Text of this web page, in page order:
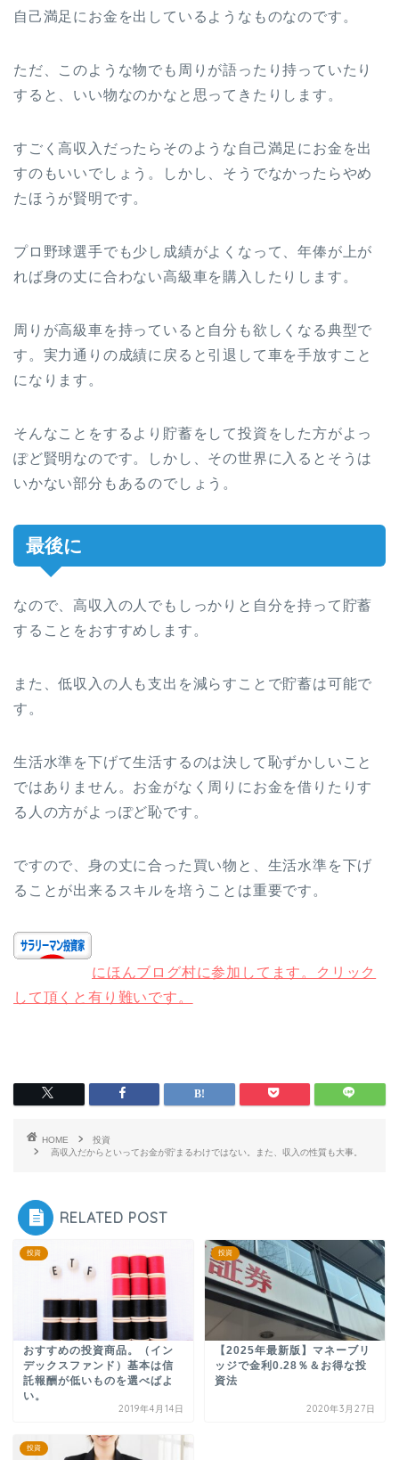
自己満足にお金を出しているようなものなのです。
ただ、このような物でも周りが語ったり持っていたり
すると、いい物なのかなと思ってきたりします。
すごく高収入だったらそのような自己満足にお金を出
すのもいいでしょう。しかし、そうでなかったらやめ
たほうが賢明です。
プロ野球選手でも少し成績がよくなって、年俸が上が
れば身の丈に合わない高級車を購入したりします。
周りが高級車を持っていると自分も欲しくなる典型で
す。実力通りの成績に戻ると引退して車を手放すこと
になります。
そんなことをするより貯蓄をして投資をした方がよっ
ぽど賢明なのです。しかし、その世界に入るとそうは
いかない部分もあるのでしょう。
最後に
なので、高収入の人でもしっかりと自分を持って貯蓄
することをおすすめします。
また、低収入の人も支出を減らすことで貯蓄は可能で
す。
生活水準を下げて生活するのは決して恥ずかしいこと
ではありません。お金がなく周りにお金を借りたりす
る人の方がよっぽど恥です。
ですので、身の丈に合った買い物と、生活水準を下げ
ることが出来るスキルを培うことは重要です。
にほんブログ村に参加してます。クリック
して頂くと有り難いです。
HOME
投資
高収入だからといってお金が貯まるわけではない。また、収入の性質も大事。
RELATED POST
投資
おすすめの投資商品。（イン
デックスファンド）基本は信
託報酬が低いものを選べばよ
い。
2019年4月14日
投資
【2025年最新版】マネーブリ
ッジで金利0.28％＆お得な投
資法
2020年3月27日
投資